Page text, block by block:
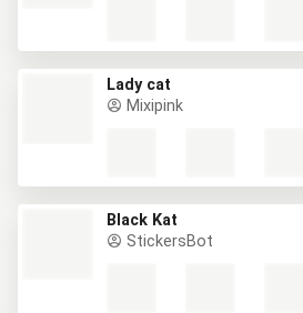
Lady cat
Mixipink
Black Kat
StickersBot